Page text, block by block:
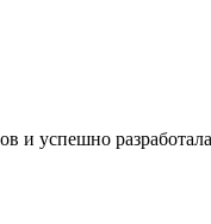
и успешно